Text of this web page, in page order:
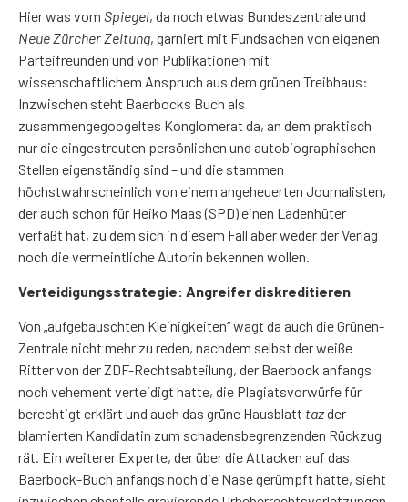
Hier was vom Spiegel, da noch etwas Bundeszentrale und
Neue Zürcher Zeitung, garniert mit Fundsachen von eigenen
Parteifreunden und von Publikationen mit
wissenschaftlichem Anspruch aus dem grünen Treibhaus:
Inzwischen steht Baerbocks Buch als
zusammengegoogeltes Konglomerat da, an dem praktisch
nur die eingestreuten persönlichen und autobiographischen
Stellen eigenständig sind – und die stammen
höchstwahrscheinlich von einem angeheuerten Journalisten,
der auch schon für Heiko Maas (SPD) einen Ladenhüter
verfaßt hat, zu dem sich in diesem Fall aber weder der Verlag
noch die vermeintliche Autorin bekennen wollen.
Verteidigungsstrategie: Angreifer diskreditieren
Von „aufgebauschten Kleinigkeiten“ wagt da auch die Grünen-
Zentrale nicht mehr zu reden, nachdem selbst der weiße
Ritter von der ZDF-Rechtsabteilung, der Baerbock anfangs
noch vehement verteidigt hatte, die Plagiatsvorwürfe für
berechtigt erklärt und auch das grüne Hausblatt tazder
blamierten Kandidatin zum schadensbegrenzenden Rückzug
rät. Ein weiterer Experte, der über die Attacken auf das
Baerbock-Buch anfangs noch die Nase gerümpft hatte, sieht